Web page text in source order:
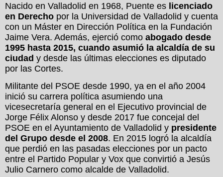
Nacido en Valladolid en 1968, Puente es licenciado
en Derecho por la Universidad de Valladolid y cuenta
con un Máster en Dirección Política en la Fundación
Jaime Vera. Además, ejerció como abogado desde
1995 hasta 2015, cuando asumió la alcaldía de su
ciudad y desde las últimas elecciones es diputado
por las Cortes.
Militante del PSOE desde 1990, ya en el año 2004
inició su carrera política asumiendo una
vicesecretaría general en el Ejecutivo provincial de
Jorge Félix Alonso y desde 2017 fue concejal del
PSOE en el Ayuntamiento de Valladolid y presidente
del Grupo desde el 2008. En 2015 logró la alcaldía
que perdió en las pasadas elecciones por un pacto
entre el Partido Popular y Vox que convirtió a Jesús
Julio Carnero como alcalde de Valladolid.